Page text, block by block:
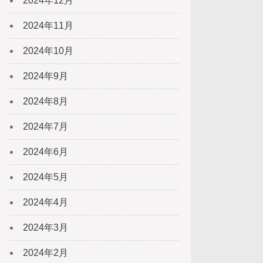
2024年11月
2024年10月
2024年9月
2024年8月
2024年7月
2024年6月
2024年5月
2024年4月
2024年3月
2024年2月